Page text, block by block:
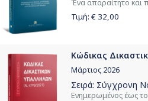
Ένα απαραίτητο και
Τιμή: € 32,00
Κώδικας
Μάρτιος 2026
Σειρά: Σύγχρονη
Ενημερωμένος έως